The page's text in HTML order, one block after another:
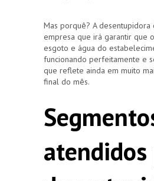
Mas porquê? A
empresa que irá garantir que
esgoto e água do
funcionando perfeitamente e
que reflete ainda em muito
final do mês.